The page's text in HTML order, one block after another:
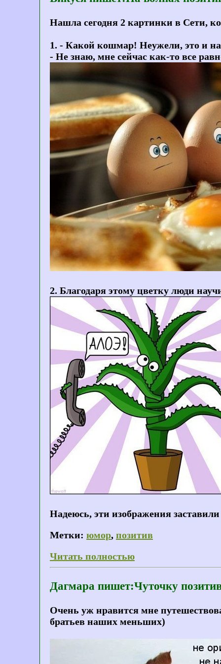
Нашла сегодня 2 картинки в Сети,
1. - Какой кошмар! Неужели, это и
- Не знаю, мне сейчас как-то все
2. Благодаря этому цветку люди
Надеюсь, эти изображения
Метки: юмор, позитив
Читать полностью
Дагмара пишет:Чуточку
Очень уж нравится мне
братьев наших меньших)